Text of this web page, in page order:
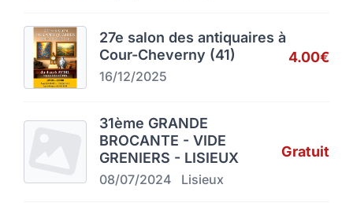
27e salon des antiquaires à
Cour-Cheverny (41)
16/12/2025
4.00€
31ème GRANDE
BROCANTE - VIDE
GRENIERS - LISIEUX
08/07/2024 Lisieux
Gratuit